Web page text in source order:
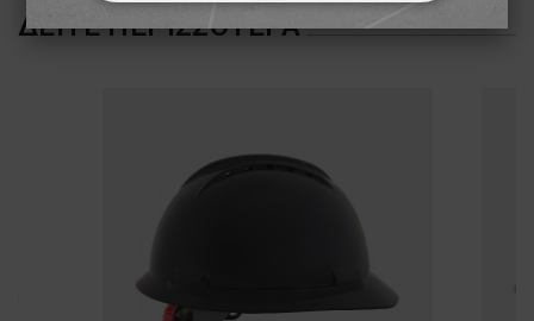
ΔΕΊΤΕ ΠΕΡΙΣΣΌΤΕΡΑ
ΑΠΟΛΎΤΩΣ ΑΠΑΡΑΊΤΗΤΑ
ΜΗ ΤΑΞΙΝΟΜΗΜΈΝΑ